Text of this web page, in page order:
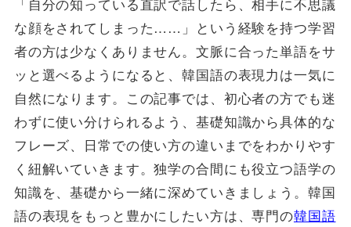
な顔をされてしまった……」という経験を持つ学習
者の方は少なくありません。文脈に合った単語をサ
ッと選べるようになると、韓国語の表現力は一気に
自然になります。この記事では、初心者の方でも迷
わずに使い分けられるよう、基礎知識から具体的な
フレーズ、日常での使い方の違いまでをわかりやす
く紐解いていきます。独学の合間にも役立つ語学の
知識を、基礎から一緒に深めていきましょう。韓国
語の表現をもっと豊かにしたい方は、専門の韓国語